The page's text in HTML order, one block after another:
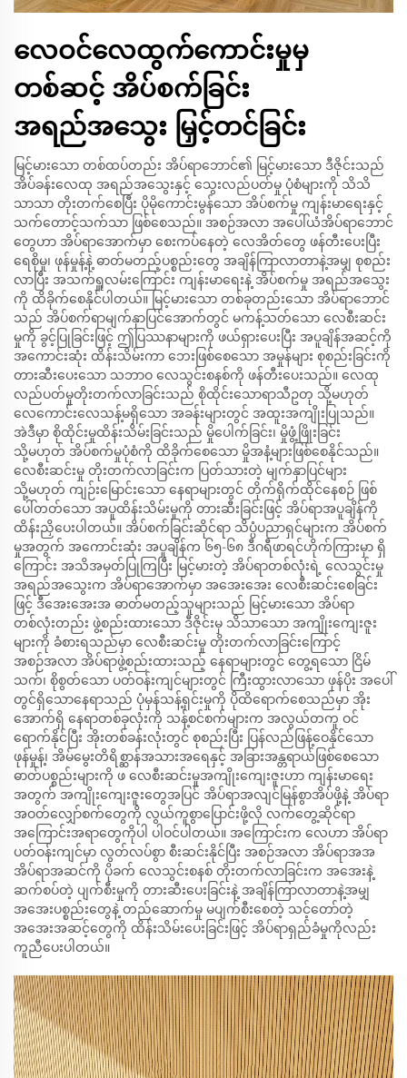
လေဝင်လေထွက်ကောင်းမှုမှ
တစ်ဆင့် အိပ်စက်ခြင်း
အရည်အသွေး မြှင့်တင်ခြင်း
မြင့်မားသော တစ်ထပ်တည်း အိပ်ရာဘောင်၏ မြင့်မားသော ဒီဇိုင်းသည်
အိပ်ခန်းလေထု အရည်အသွေးနှင့် သွေးလည်ပတ်မှု ပုံစံများကို သိသိ
သာသာ တိုးတက်စေပြီး ပိုမိုကောင်းမွန်သော အိပ်စက်မှု ကျန်းမာရေးနှင့်
သက်တောင့်သက်သာ ဖြစ်စေသည်။ အစဉ်အလာ အပေါ်ယံအိပ်ရာဘောင်
တွေဟာ အိပ်ရာအောက်မှာ စေးကပ်နေတဲ့ လေအိတ်တွေ ဖန်တီးပေးပြီး
ရေစိုမှု၊ ဖုန်မှုန့်နဲ့ ဓာတ်မတည့်ပစ္စည်းတွေ အချိန်ကြာလာတာနဲ့အမျှ စုစည်း
လာပြီး အသက်ရှူလမ်းကြောင်း ကျန်းမာရေးနဲ့ အိပ်စက်မှု အရည်အသွေး
ကို ထိခိုက်စေနိုင်ပါတယ်။ မြင့်မားသော တစ်ခုတည်းသော အိပ်ရာဘောင်
သည် အိပ်စက်ရာမျက်နှာပြင်အောက်တွင် မကန့်သတ်သော လေစီးဆင်း
မှုကို ခွင့်ပြုခြင်းဖြင့် ဤပြဿနာများကို ဖယ်ရှားပေးပြီး အပူချိန်အဆင့်ကို
အကောင်းဆုံး ထိန်းသိမ်းကာ ဘေးဖြစ်စေသော အမှုန်များ စုစည်းခြင်းကို
တားဆီးပေးသော သဘာဝ လေသွင်းစနစ်ကို ဖန်တီးပေးသည်။ လေထု
လည်ပတ်မှုတိုးတက်လာခြင်းသည် စိုထိုင်းသောရာသီဥတု သို့မဟုတ်
လေကောင်းလေသန့်မရှိသော အခန်းများတွင် အထူးအကျိုးပြုသည်။
အဲဒီမှာ စိုထိုင်းမှုထိန်းသိမ်းခြင်းသည် မှိုပေါက်ခြင်း၊ မှိုဖွံ့ဖြိုးခြင်း
သို့မဟုတ် အိပ်စက်မှုပုံစံကို ထိခိုက်စေသော မှိုအနံ့များဖြစ်စေနိုင်သည်။
လေစီးဆင်းမှု တိုးတက်လာခြင်းက ပြတ်သားတဲ့ မျက်နှာပြင်များ
သို့မဟုတ် ကျဉ်းမြောင်းသော နေရာများတွင် တိုက်ရိုက်ထိုင်နေစဉ် ဖြစ်
ပေါ်တတ်သော အပူထိန်းသိမ်းမှုကို တားဆီးခြင်းဖြင့် အိပ်ရာအပူချိန်ကို
ထိန်းညှိပေးပါတယ်။ အိပ်စက်ခြင်းဆိုင်ရာ သိပ္ပံပညာရှင်များက အိပ်စက်
မှုအတွက် အကောင်းဆုံး အပူချိန်က ၆၅-၆၈ ဒီဂရီဖာရင်ဟိုက်ကြားမှာ ရှိ
ကြောင်း အသိအမှတ်ပြုကြပြီး မြင့်မားတဲ့ အိပ်ရာတစ်လုံးရဲ့ လေသွင်းမှု
အရည်အသွေးက အိပ်ရာအောက်မှာ အအေးအေး လေစီးဆင်းစေခြင်း
ဖြင့် ဒီအေးအေးအ ဓာတ်မတည့်သူများသည် မြင့်မားသော အိပ်ရာ
တစ်လုံးတည်း ဖွဲ့စည်းထားသော ဒီဇိုင်းမှ သိသာသော အကျိုးကျေးဇူး
များကို ခံစားရသည်မှာ လေစီးဆင်းမှု တိုးတက်လာခြင်းကြောင့်
အစဉ်အလာ အိပ်ရာဖွဲ့စည်းထားသည့် နေရာများတွင် တွေ့ရသော ငြိမ်
သက်၊ စိုစွတ်သော ပတ်ဝန်းကျင်များတွင် ကြီးထွားလာသော ဖုန်ပိုး အပေါ်
တွင်ရှိသောနေရာသည် ပုံမှန်သန့်ရှင်းမှုကို ပိုထိရောက်စေသည်မှာ အိုး
အောက်ရှိ နေရာတစ်ခုလုံးကို သန့်စင်စက်များက အလွယ်တကူ ဝင်
ရောက်နိုင်ပြီး အိုးတစ်ခန်းလုံးတွင် စုစည်းပြီး ပြန်လည်ဖြန့်ဝေနိုင်သော
ဖုန်မှုန့်၊ အိမ်မွေးတိရိစ္ဆာန်အသားအရေနှင့် အခြားအန္တရာယ်ဖြစ်စေသော
ဓာတ်ပစ္စည်းများကို ဖ လေစီးဆင်းမှုအကျိုးကျေးဇူးဟာ ကျန်းမာရေး
အတွက် အကျိုးကျေးဇူးတွေအပြင် အိပ်ရာအလျင်မြန်စွာအိပ်ဖို့နဲ့ အိပ်ရာ
အဝတ်လျှော်စက်တွေကို လွယ်ကူစွာပြောင်းဖို့လို လက်တွေ့ဆိုင်ရာ
အကြောင်းအရာတွေကိုပါ ပါဝင်ပါတယ်။ အကြောင်းက လေဟာ အိပ်ရာ
ပတ်ဝန်းကျင်မှာ လွတ်လပ်စွာ စီးဆင်းနိုင်ပြီး အစဉ်အလာ အိပ်ရာအအ
အိပ်ရာအဆင်ကို ပိုခက် လေသွင်းစနစ် တိုးတက်လာခြင်းက အအေးနဲ့
ဆက်စပ်တဲ့ ပျက်စီးမှုကို တားဆီးပေးခြင်းနဲ့ အချိန်ကြာလာတာနဲ့အမျှ
အအေးပစ္စည်းတွေနဲ့ တည်ဆောက်မှု မပျက်စီးစေတဲ့ သင့်တော်တဲ့
အအေးအဆင့်တွေကို ထိန်းသိမ်းပေးခြင်းဖြင့် အိပ်ရာရှည်ခံမှုကိုလည်း
ကူညီပေးပါတယ်။